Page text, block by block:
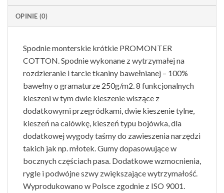
OPINIE (0)
Spodnie monterskie krótkie PROMONTER
COTTON. Spodnie wykonane z wytrzymałej na
rozdzieranie i tarcie tkaniny bawełnianej – 100%
bawełny o gramaturze 250g/m2. 8 funkcjonalnych
kieszeni w tym dwie kieszenie wiszące z
dodatkowymi przegródkami, dwie kieszenie tylne,
kieszeń na calówkę, kieszeń typu bojówka, dla
dodatkowej wygody taśmy do zawieszenia narzędzi
takich jak np. młotek. Gumy dopasowujące w
bocznych częściach pasa. Dodatkowe wzmocnienia,
rygle i podwójne szwy zwiększające wytrzymałość.
Wyprodukowano w Polsce zgodnie z ISO 9001.